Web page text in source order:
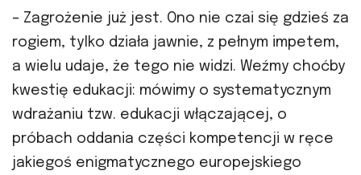
– Zagrożenie już jest. Ono nie czai się gdzieś za
rogiem, tylko działa jawnie, z pełnym impetem,
a wielu udaje, że tego nie widzi. Weźmy choćby
kwestię edukacji: mówimy o systematycznym
wdrażaniu tzw. edukacji włączającej, o
próbach oddania części kompetencji w ręce
jakiegoś enigmatycznego europejskiego